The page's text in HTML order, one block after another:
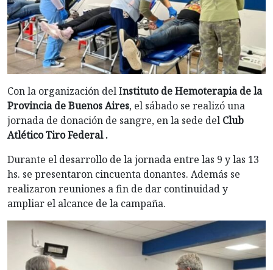
Con la organización del Instituto de Hemoterapia de la
Provincia de Buenos Aires, el sábado se realizó una
jornada de donación de sangre, en la sede del Club
Atlético Tiro Federal .
Durante el desarrollo de la jornada entre las 9 y las 13
hs. se presentaron cincuenta donantes. Además se
realizaron reuniones a fin de dar continuidad y
ampliar el alcance de la campaña.